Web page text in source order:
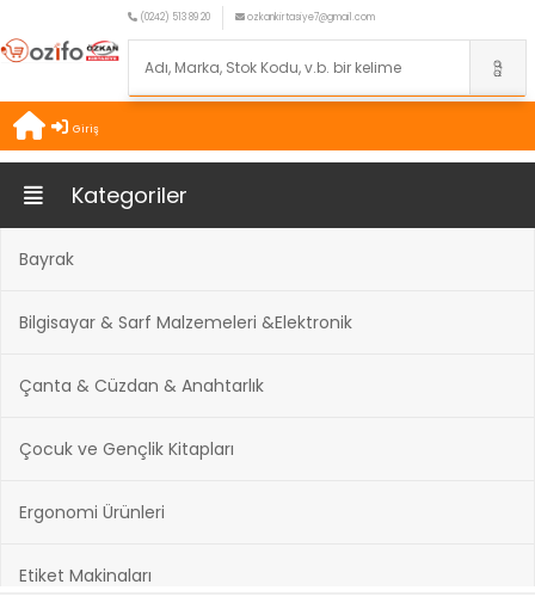
(0242) 513 89 20 ozkankirtasiye7@gmail.com
Giriş
Kategoriler
Bayrak
Bilgisayar & Sarf Malzemeleri &Elektronik
Çanta & Cüzdan & Anahtarlık
Çocuk ve Gençlik Kitapları
Ergonomi Ürünleri
Etiket Makinaları